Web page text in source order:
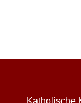
Katholische